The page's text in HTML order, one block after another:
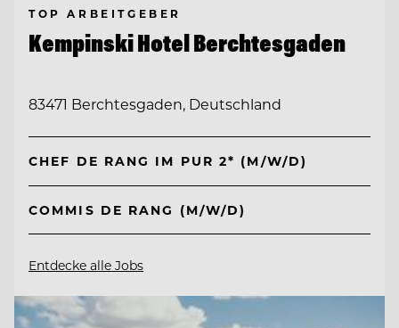
TOP ARBEITGEBER
Kempinski Hotel Berchtesgaden
83471 Berchtesgaden, Deutschland
CHEF DE RANG IM PUR 2* (M/W/D)
COMMIS DE RANG (M/W/D)
Entdecke alle Jobs